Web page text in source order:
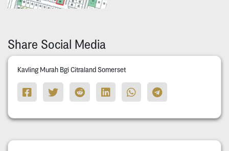
Share Social Media
Kavling Murah Bgi Citraland Somerset